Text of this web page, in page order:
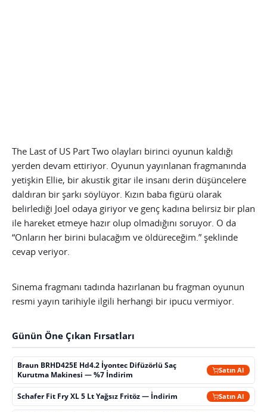
The Last of US Part Two olayları birinci oyunun kaldığı
yerden devam ettiriyor. Oyunun yayınlanan fragmanında
yetişkin Ellie, bir akustik gitar ile insanı derin düşüncelere
daldıran bir şarkı söylüyor. Kızın baba figürü olarak
belirlediği Joel odaya giriyor ve genç kadına belirsiz bir plan
ile hareket etmeye hazır olup olmadığını soruyor. O da
“Onların her birini bulacağım ve öldüreceğim.” şeklinde
cevap veriyor.
Sinema fragmanı tadında hazırlanan bu fragman oyunun
resmi yayın tarihiyle ilgili herhangi bir ipucu vermiyor.
Günün Öne Çıkan Fırsatları
Braun BRHD425E Hd4.2 İyontec Difüzörlü Saç
Kurutma Makinesi — %7 İndirim
Satın Al
Schafer Fit Fry XL 5 Lt Yağsız Fritöz — İndirim Satın Al